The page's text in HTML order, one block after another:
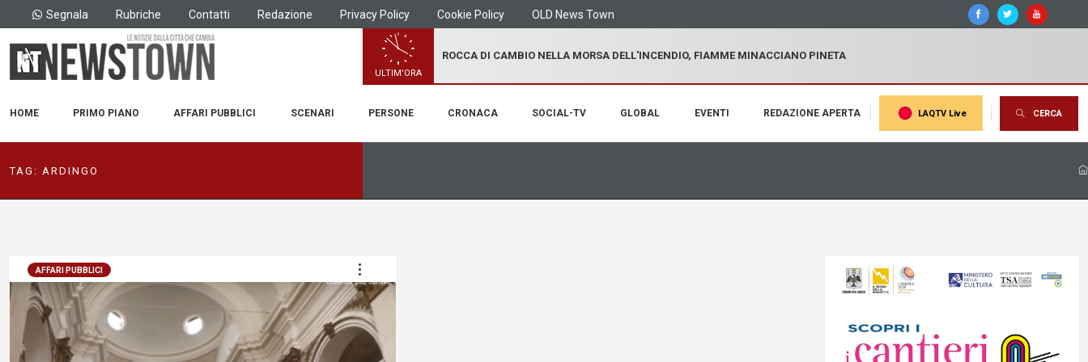
Segnala Rubriche Contatti Redazione Privacy Policy Cookie Policy OLD News Town
ULTIM'ORA
ROCCA DI CAMBIO NELLA MORSA DELL'INCENDIO, FIAMME MINACCIANO PINETA
HOME PRIMO PIANO AFFARI PUBBLICI SCENARI PERSONE CRONACA SOCIAL-TV GLOBAL EVENTI REDAZIONE APERTA LAQTV Live CERCA
TAG: ARDINGO
AFFARI PUBBLICI